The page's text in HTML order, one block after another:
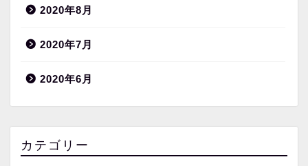
2020年8月
2020年7月
2020年6月
カテゴリー